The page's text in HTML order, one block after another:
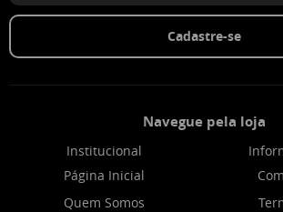
Cadastre-se
Navegue pela loja
Institucional
Página Inicial
Quem Somos